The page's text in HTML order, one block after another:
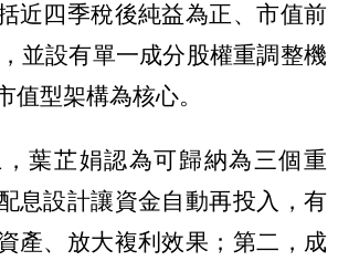
近四季稅後純益為正、市值前
並設有單一成分股權重調整機
值型架構為核心。
葉芷娟認為可歸納為三個重
息設計讓資金自動再投入，有
產、放大複利效果；第二，成